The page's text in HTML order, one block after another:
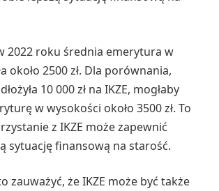
2022 roku średnia emerytura w
około 2500 zł. Dla porównania,
10 000 zł na IKZE, mogłaby
w wysokości około 3500 zł. To
z IKZE może zapewnić
sytuację finansową na starość.
zauważyć, że IKZE może być także